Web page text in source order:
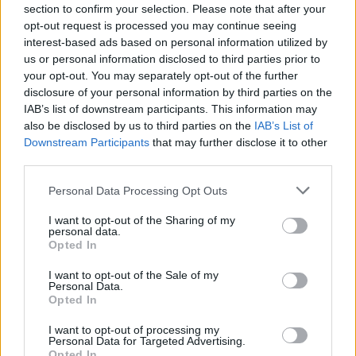
section to confirm your selection. Please note that after your
opt-out request is processed you may continue seeing
interest-based ads based on personal information utilized by
us or personal information disclosed to third parties prior to
your opt-out. You may separately opt-out of the further
disclosure of your personal information by third parties on the
IAB’s list of downstream participants. This information may
also be disclosed by us to third parties on the IAB’s List of
Downstream Participants that may further disclose it to other
Personal Data Processing Opt Outs
I want to opt-out of the Sharing of my
personal data.
Opted In
I want to opt-out of the Sale of my
Personal Data.
Opted In
I want to opt-out of processing my
Personal Data for Targeted Advertising.
υλοποιήθηκαν τα τελευταία χρόνια».
Όπως ανέφερε «το έργο της αποκατάστασης και
επανάχρησης του κτηρίου του “Ξενία”, σημαντικό
τεκμήριο του ελληνικού μοντερνισμού,
διακρίνεται για την πλήρη εναρμόνισή του με τις
διεθνείς αρχές προστασίας και ανάδειξης των
μνημείων και των αρχαιολογικών χώρων
συνδέοντας τους, παράλληλα, με τη σύγχρονη
Επαναφέρει σε λειτουργία έναν ιστορικό χώρο
υποδοχής επισκεπτών, συμβάλλοντας ουσιαστικά
στην περαιτέρω αναβάθμιση των παρεχόμενων
Μυκηνών,προσφέροντας στον επισκέπτη τη